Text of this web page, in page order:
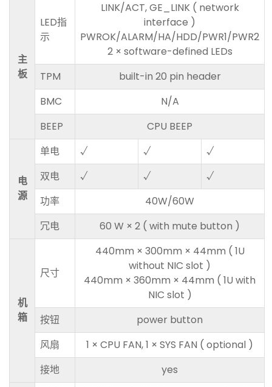
主
板
LED指
示
LINK/ACT, GE_LINK ( network
interface )
PWROK/ALARM/HA/HDD/PWR1/PWR2
2 × software-defined LEDs
TPM
built-in 20 pin header
BMC
N/A
BEEP
CPU BEEP
电
源
单电 √ √
√
双电
√ √
√
功率
40W/60W
冗电
60 W × 2 ( with mute button )
机
箱
尺寸
440mm × 300mm × 44mm ( 1U
without NIC slot )
440mm × 360mm × 44mm ( 1U with
NIC slot )
按钮
power button
风扇
1 × CPU FAN, 1 × SYS FAN ( optional )
接地
yes